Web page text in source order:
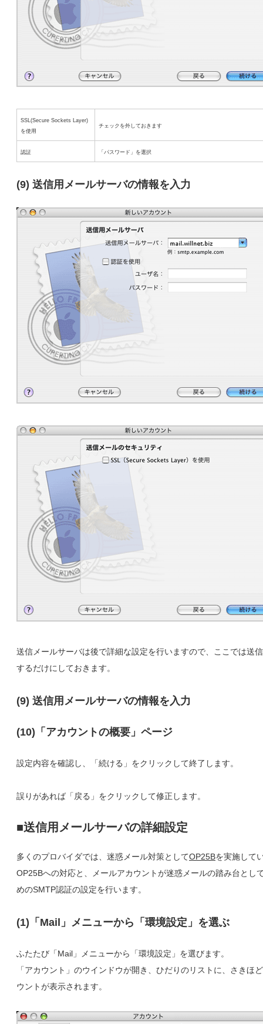
SSL(Secure Sockets Layer)
を使用
チェックを外しておきます
認証 「パスワード」を選択
(9) 送信用メールサーバの情報を入力
送信メールサーバは後で詳細な設定を行いますので、ここでは送
するだけにしておきます。
(9) 送信用メールサーバの情報を入力
(10)「アカウントの概要」ページ
設定内容を確認し、「続ける」をクリックして終了します。
誤りがあれば「戻る」をクリックして修正します。
■送信用メールサーバの詳細設定
多くのプロバイダでは、迷惑メール対策としてOP25Bを実施して
OP25Bへの対応と、メールアカウントが迷惑メールの踏み台とし
めのSMTP認証の設定を行います。
(1)「Mail」メニューから「環境設定」を選ぶ
ふたたび「Mail」メニューから「環境設定」を選びます。
「アカウント」のウインドウが開き、ひだりのリストに、さきほ
ウントが表示されます。